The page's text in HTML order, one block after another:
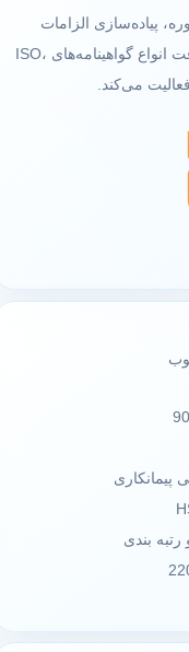
زمینه مشاوره، پیاده‌سازی الزامات
استانداردها و همراهی سازمان‌ها برای دریافت انواع گواهینامه‌های ISO،
پیمانکاری
بندی